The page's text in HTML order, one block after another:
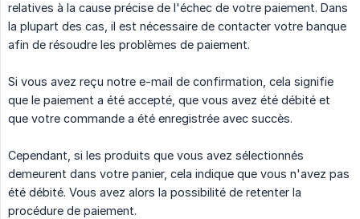
relatives à la cause précise de l'échec de votre paiement. Dans
la plupart des cas, il est nécessaire de contacter votre banque
afin de résoudre les problèmes de paiement.
Si vous avez reçu notre e-mail de confirmation, cela signifie
que le paiement a été accepté, que vous avez été débité et
que votre commande a été enregistrée avec succès.
Cependant, si les produits que vous avez sélectionnés
demeurent dans votre panier, cela indique que vous n'avez pas
été débité. Vous avez alors la possibilité de retenter la
procédure de paiement.